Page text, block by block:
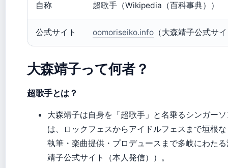
自称 超歌手（Wikipedia（百科事典））
公式サイト oomoriseiko.info （大森靖子公式サ
大森靖子って何者？
超歌手とは？
大森靖子は自身を「超歌手」と名乗るシンガー
は、ロックフェスからアイドルフェスまで垣根
執筆・楽曲提供・プロデュースまで多岐にわた
靖子公式サイト（本人発信））。